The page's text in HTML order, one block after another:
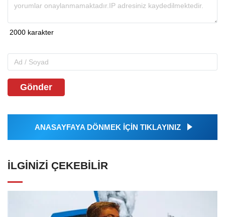
Gönder
ANASAYFAYA DÖNMEK İÇİN TIKLAYINIZ
İLGINIZI ÇEKEBILIR